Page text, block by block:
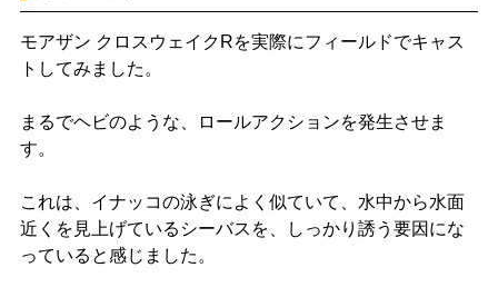
モアザン クロスウェイクRを実際にフィールドでキャス
トしてみました。
まるでヘビのような、ロールアクションを発生させま
す。
これは、イナッコの泳ぎによく似ていて、水中から水面
近くを見上げているシーバスを、しっかり誘う要因にな
っていると感じました。